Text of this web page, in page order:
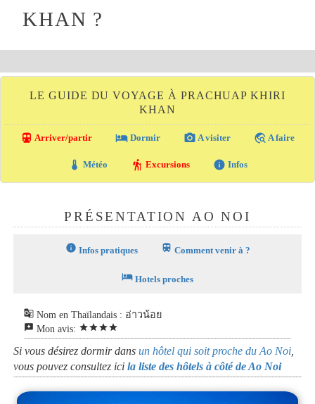
KHAN ?
LE GUIDE DU VOYAGE À PRACHUAP KHIRI
KHAN
directions_transit Arriver/partir local_hotel Dormir photo_camera A visiter travel_explore A faire
thermostat Météo hiking Excursions info Infos
PRÉSENTATION AO NOI
info Infos pratiques train Comment venir à ?
hotel Hotels proches
g_translate Nom en Thaïlandais : อ่าวน้อย
reviews Mon avis: starstarstarstar
Si vous désirez dormir dansun hôtel qui soit proche du Ao Noi
vous pouvez consultez icila liste des hôtels à côté de Ao Noi